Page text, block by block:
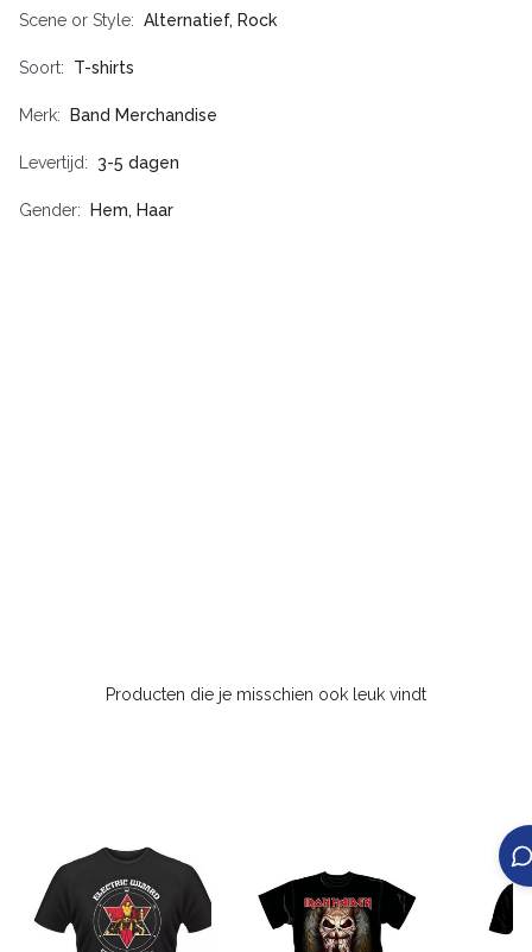
Scene or Style Alternatief, Rock
Soort T-shirts
Merk Band Merchandise
Levertijd 3-5 dagen
Gender Hem, Haar
Producten die je misschien ook leuk vindt